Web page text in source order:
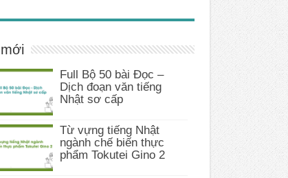
Full Bộ 50 bài Đọc –
Dịch đoạn văn tiếng
Nhật sơ cấp
Từ vựng tiếng Nhật
ngành chế biến thực
phẩm Tokutei Gino 2